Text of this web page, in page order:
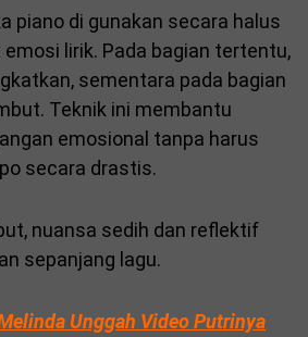
piano di gunakan secara halus
lirik. Pada bagian tertentu,
sementara pada bagian
Teknik ini membantu
emosional tanpa harus
secara drastis.
nuansa sedih dan reflektif
sepanjang lagu.
Unggah Video Putrinya